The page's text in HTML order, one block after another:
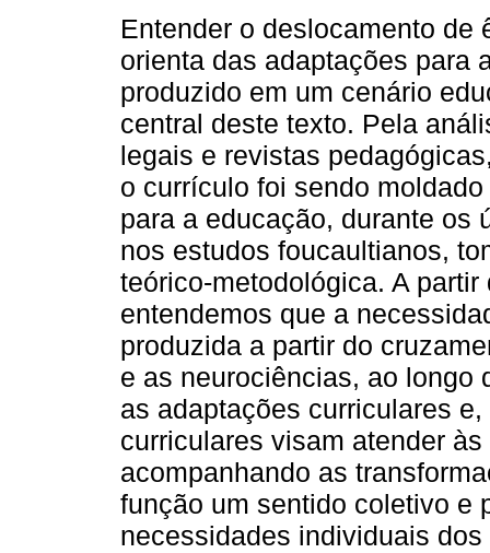
Entender o deslocamento de
orienta das adaptações para
produzido em um cenário
central deste texto. Pela
legais e revistas
o currículo foi sendo
para a educação, durante os
nos estudos foucaultianos,
teórico-metodológica. A
entendemos que a
produzida a partir do
e as neurociências, ao longo
as adaptações curriculares
curriculares visam atender
acompanhando as
função um sentido coletivo e
necessidades individuais